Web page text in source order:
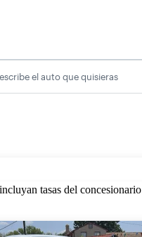
el auto que quisieras
tasas del concesionario